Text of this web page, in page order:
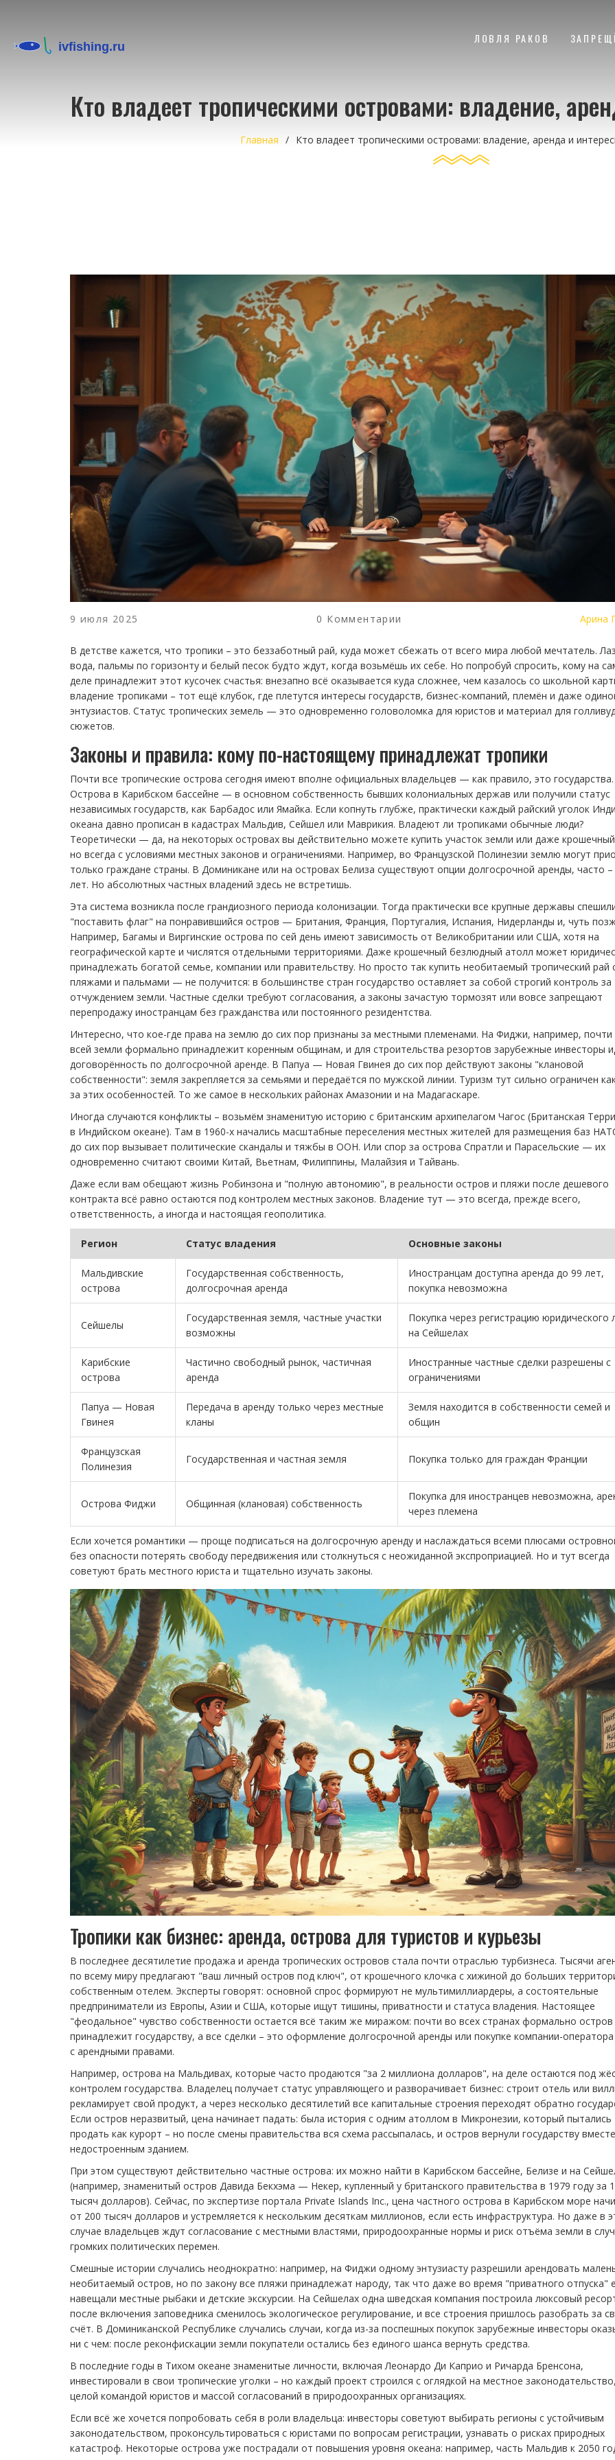
ЛОВЛЯ РАКОВ
Кто владеет тропическими островами: владение,
Главная Кто владеет тропическими островами: владение, аренда и
9 июля 2025 0 Комментарии Арина
В детстве кажется, что тропики – это беззаботный рай, куда может сбежать от всего мира любой мечтатель.
вода, пальмы по горизонту и белый песок будто ждут, когда возьмёшь их себе. Но попробуй спросить, кому на
деле принадлежит этот кусочек счастья: внезапно всё оказывается куда сложнее, чем казалось со школьной
владение тропиками – тот ещё клубок, где плетутся интересы государств, бизнес-компаний, племён и даже
энтузиастов. Статус тропических земель — это одновременно головоломка для юристов и материал для
сюжетов.
Законы и правила: кому по-настоящему принадлежат тропики
Почти все тропические острова сегодня имеют вполне официальных владельцев — как правило, это государства.
Острова в Карибском бассейне — в основном собственность бывших колониальных держав или получили статус
независимых государств, как Барбадос или Ямайка. Если копнуть глубже, практически каждый райский уголок
океана давно прописан в кадастрах Мальдив, Сейшел или Маврикия. Владеют ли тропиками обычные люди?
Теоретически — да, на некоторых островах вы действительно можете купить участок земли или даже
но всегда с условиями местных законов и ограничениями. Например, во Французской Полинезии землю могут
только граждане страны. В Доминикане или на островах Белиза существуют опции долгосрочной аренды, часто
лет. Но абсолютных частных владений здесь не встретишь.
Эта система возникла после грандиозного периода колонизации. Тогда практически все крупные державы
"поставить флаг" на понравившийся остров — Британия, Франция, Португалия, Испания, Нидерланды и, чуть
Например, Багамы и Виргинские острова по сей день имеют зависимость от Великобритании или США, хотя на
географической карте и числятся отдельными территориями. Даже крошечный безлюдный атолл может
принадлежать богатой семье, компании или правительству. Но просто так купить необитаемый тропический рай
пляжами и пальмами — не получится: в большинстве стран государство оставляет за собой строгий контроль за
отчуждением земли. Частные сделки требуют согласования, а законы зачастую тормозят или вовсе запрещают
перепродажу иностранцам без гражданства или постоянного резидентства.
Интересно, что кое-где права на землю до сих пор признаны за местными племенами. На Фиджи, например, почти
всей земли формально принадлежит коренным общинам, и для строительства резортов зарубежные инвесторы
договорённость по долгосрочной аренде. В Папуа — Новая Гвинея до сих пор действуют законы "клановой
собственности": земля закрепляется за семьями и передаётся по мужской линии. Туризм тут сильно ограничен
за этих особенностей. То же самое в нескольких районах Амазонии и на Мадагаскаре.
Иногда случаются конфликты – возьмём знаменитую историю с британским архипелагом Чагос (Британская
в Индийском океане). Там в 1960-х начались масштабные переселения местных жителей для размещения баз
до сих пор вызывает политические скандалы и тяжбы в ООН. Или спор за острова Спратли и Парасельские — их
одновременно считают своими Китай, Вьетнам, Филиппины, Малайзия и Тайвань.
Даже если вам обещают жизнь Робинзона и "полную автономию", в реальности остров и пляжи после дешевого
контракта всё равно остаются под контролем местных законов. Владение тут — это всегда, прежде всего,
ответственность, а иногда и настоящая геополитика.
Регион Статус владения Основные законы
Мальдивские
острова
Государственная собственность,
долгосрочная аренда
Иностранцам доступна аренда до 99 лет,
покупка невозможна
Сейшелы
Государственная земля, частные участки
возможны
Покупка через регистрацию юридического
на Сейшелах
Карибские
острова
Частично свободный рынок, частичная
аренда
Иностранные частные сделки разрешены с
ограничениями
Папуа — Новая
Гвинея
Передача в аренду только через местные
кланы
Земля находится в собственности семей и
общин
Французская
Полинезия
Государственная и частная земля Покупка только для граждан Франции
Острова Фиджи Общинная (клановая) собственность
Покупка для иностранцев невозможна,
через племена
Если хочется романтики — проще подписаться на долгосрочную аренду и наслаждаться всеми плюсами
без опасности потерять свободу передвижения или столкнуться с неожиданной экспроприацией. Но и тут всегда
советуют брать местного юриста и тщательно изучать законы.
Тропики как бизнес: аренда, острова для туристов и курьезы
В последнее десятилетие продажа и аренда тропических островов стала почти отраслью турбизнеса. Тысячи
по всему миру предлагают "ваш личный остров под ключ", от крошечного клочка с хижиной до больших
собственным отелем. Эксперты говорят: основной спрос формируют не мультимиллиардеры, а состоятельные
предприниматели из Европы, Азии и США, которые ищут тишины, приватности и статуса владения. Настоящее
"феодальное" чувство собственности остается всё таким же миражом: почти во всех странах формально остров
принадлежит государству, а все сделки – это оформление долгосрочной аренды или покупке компании-
с арендными правами.
Например, острова на Мальдивах, которые часто продаются "за 2 миллиона долларов", на деле остаются под
контролем государства. Владелец получает статус управляющего и разворачивает бизнес: строит отель или
рекламирует свой продукт, а через несколько десятилетий все капитальные строения переходят обратно
Если остров неразвитый, цена начинает падать: была история с одним атоллом в Микронезии, который пытались
продать как курорт – но после смены правительства вся схема рассыпалась, и остров вернули государству
недостроенным зданием.
При этом существуют действительно частные острова: их можно найти в Карибском бассейне, Белизе и на
(например, знаменитый остров Давида Бекхэма — Некер, купленный у британского правительства в 1979 году за
тысяч долларов). Сейчас, по экспертизе портала Private Islands Inc., цена частного острова в Карибском море
от 200 тысяч долларов и устремляется к нескольким десяткам миллионов, если есть инфраструктура. Но даже в
случае владельцев ждут согласование с местными властями, природоохранные нормы и риск отъёма земли в
громких политических перемен.
Смешные истории случались неоднократно: например, на Фиджи одному энтузиасту разрешили арендовать
необитаемый остров, но по закону все пляжи принадлежат народу, так что даже во время "приватного отпуска"
навещали местные рыбаки и детские экскурсии. На Сейшелах одна шведская компания построила люксовый
после включения заповедника сменилось экологическое регулирование, и все строения пришлось разобрать за
счёт. В Доминиканской Республике случались случаи, когда из-за поспешных покупок зарубежные инвесторы
ни с чем: после реконфискации земли покупатели остались без единого шанса вернуть средства.
В последние годы в Тихом океане знаменитые личности, включая Леонардо Ди Каприо и Ричарда Бренсона,
инвестировали в свои тропические уголки – но каждый проект строился с оглядкой на местное
целой командой юристов и массой согласований в природоохранных организациях.
Если всё же хочется попробовать себя в роли владельца: инвесторы советуют выбирать регионы с устойчивым
законодательством, проконсультироваться с юристами по вопросам регистрации, узнавать о рисках природных
катастроф. Некоторые острова уже пострадали от повышения уровня океана: например, часть Мальдив к 2050